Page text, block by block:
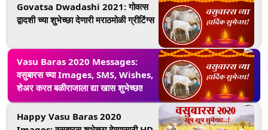
Govatsa Dwadashi 2021: गोवत्स
द्वादशी च्या शुभेच्छा देणारी मराठमोळी ग्रीटिंग्स
Vasu Baras 2020 Messages:
वसुबारस च्या Images, SMS, Wishes,
शेअर करत बळीराजाला द्या खास शुभेच्छा!
Happy Vasu Baras 2020